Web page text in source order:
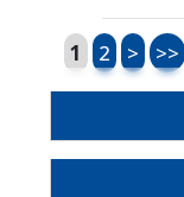
1 2 > >>